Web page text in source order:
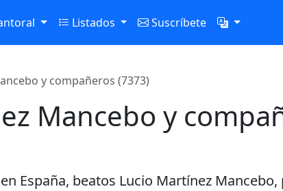
Listados Suscríbete
y compañeros (7373)
Mancebo y
España, beatos Lucio Martínez